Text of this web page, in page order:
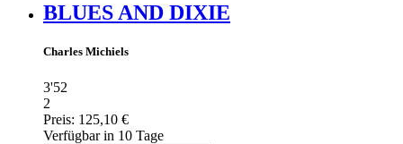
BLUES AND DIXIE
Charles Michiels
3'52
2
Preis: 125,10 €
Verfügbar in 10 Tage